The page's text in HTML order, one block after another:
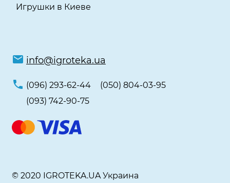
Игрушки в Киеве
info@igroteka.ua
(096) 293-62-44
(050) 804-03-95
(093) 742-90-75
© 2020 IGROTEKA.UA Украина